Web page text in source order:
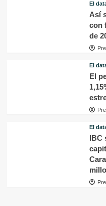
El
Así
con
de
El
El
El
IBC